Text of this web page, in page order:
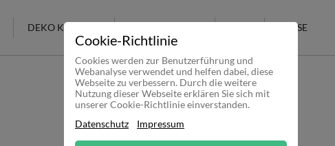
Cookie-Richtlinie
Cookies werden zur Benutzerführung und
Webanalyse verwendet und helfen dabei, diese
Webseite zu verbessern. Durch die weitere
Nutzung dieser Webseite erklären Sie sich mit
unserer Cookie-Richtlinie einverstanden.
Datenschutz
Impressum
DEKO KERAMIK KASSE